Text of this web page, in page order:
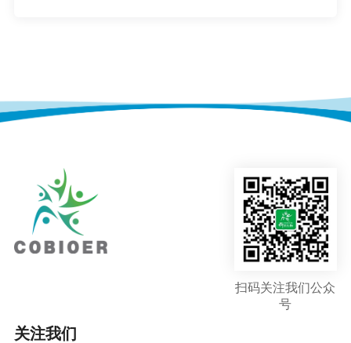
扫码关注我们公众
号
关注我们